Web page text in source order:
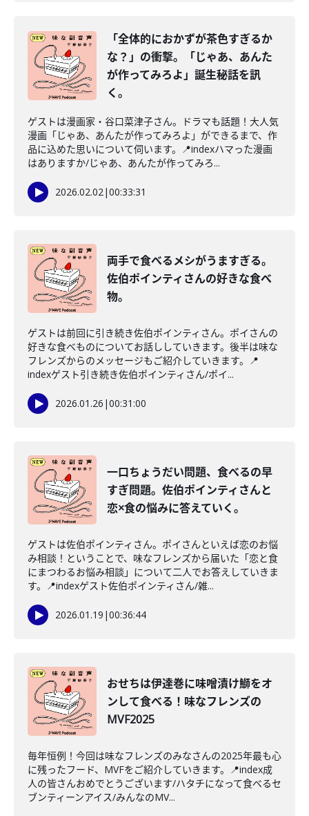
「全体的におかずが茶色すぎるか
な？」の衝撃。「じゃあ、あんた
が作ってみろよ」誕生秘話を訊
く。
ゲストは漫画家・谷口菜津子さん。ドラマも話題！大人気
漫画「じゃあ、あんたが作ってみろよ」ができるまで、作
品に込めた思いについて伺います。📍indexハマった漫画
はありますか/じゃあ、あんたが作ってみろ...
2026.02.02|00:33:31
両手で食べるメシがうますぎる。
佐伯ポインティさんの好きな食べ
物。
ゲストは前回に引き続き佐伯ポインティさん。ポイさんの
好きな食べものについてお話ししていきます。後半は味な
フレンズからのメッセージもご紹介していきます。📍
indexゲスト引き続き佐伯ポインティさん/ポイ...
2026.01.26 |00:31:00
一口ちょうだい問題、食べるの早
すぎ問題。佐伯ポインティさんと
恋×食の悩みに答えていく。
ゲストは佐伯ポインティさん。ポイさんといえば恋のお悩
み相談！ということで、味なフレンズから届いた「恋と食
にまつわるお悩み相談」について二人でお答えしていきま
す。📍indexゲスト佐伯ポインティさん/雑...
2026.01.19 |00:36:44
おせちは伊達巻に味噌漬け鰤をオ
ンして食べる！味なフレンズの
MVF2025
毎年恒例！今回は味なフレンズのみなさんの2025年最も心
に残ったフード、MVFをご紹介していきます。📍index成
人の皆さんおめでとうございます/ハタチになって食べるセ
ブンティーンアイス/みんなのMV...